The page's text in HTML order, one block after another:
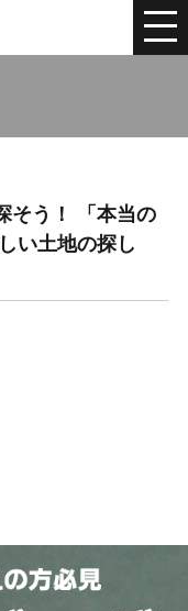
そう！ 「本当の
い土地の探し